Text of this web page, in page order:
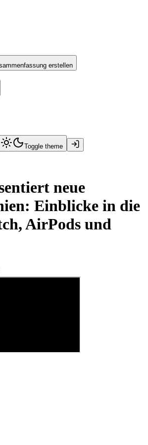
erstellen
Toggle theme
neue
Einblicke in die
AirPods und